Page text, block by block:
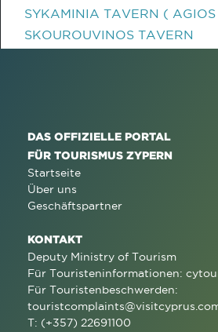
SYKAMINIA TAVERN (
SKOUROUVINOS TAVERN
DAS OFFIZIELLE PORTAL
FÜR TOURISMUS ZYPERN
Startseite
Über uns
Geschäftspartner
KONTAKT
Deputy Ministry of Tourism
Für Touristeninformationen:
Für Touristenbeschwerden:
T: (+357) 22691100